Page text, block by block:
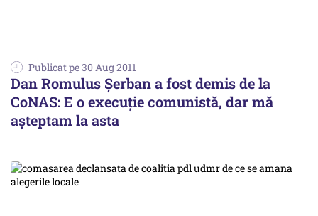
Publicat pe 30 Aug 2011
Dan Romulus Șerban a fost demis de la
CoNAS: E o execuție comunistă, dar mă
așteptam la asta